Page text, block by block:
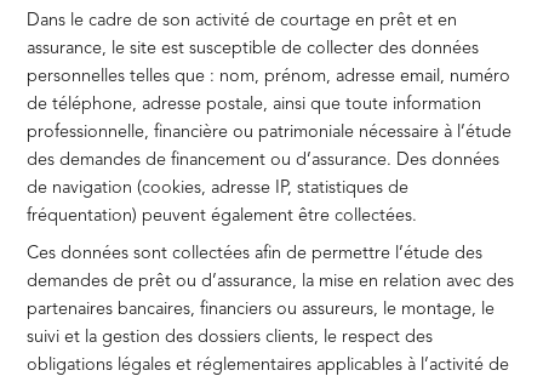
Dans le cadre de son activité de courtage en prêt et en
assurance, le site est susceptible de collecter des données
personnelles telles que : nom, prénom, adresse email, numéro
de téléphone, adresse postale, ainsi que toute information
professionnelle, financière ou patrimoniale nécessaire à l’étude
des demandes de financement ou d’assurance. Des données
de navigation (cookies, adresse IP, statistiques de
fréquentation) peuvent également être collectées.
Ces données sont collectées afin de permettre l’étude des
demandes de prêt ou d’assurance, la mise en relation avec des
partenaires bancaires, financiers ou assureurs, le montage, le
suivi et la gestion des dossiers clients, le respect des
obligations légales et réglementaires applicables à l’activité de